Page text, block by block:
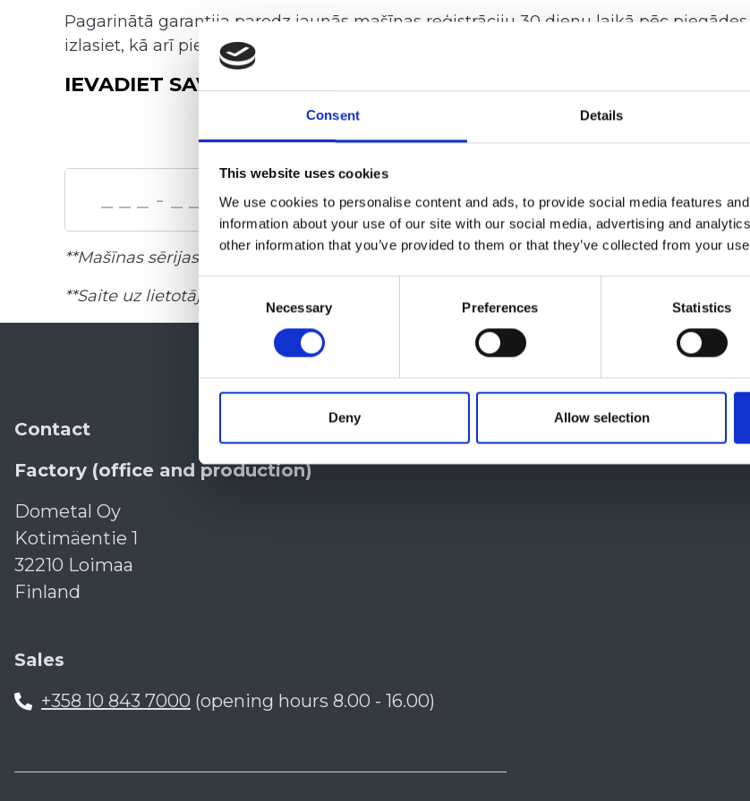
Consent Details
This website uses cookies
We use cookies to personalise content and ads, to provide social media features
information about your use of our site with our social media, advertising and
other information that you’ve provided to them or that they’ve collected from your
Selection
Necessary Preferences Statistics
Deny Allow selection
Pagarinātā garantija paredz jaunās mašīnas reģistrāciju 30 dienu laikā pēc
izlasiet, kā arī pieņemiet garantijas noteikumus. Lūdzu, ņemiet vērā, ka ir jāaizpilda
IEVADIET SAVAS MAŠĪNAS SĒRIJAS NUMURU, LAI SĀKTU
**Mašīnas sērijas numuru var atrast uz tipa plāksnītes, kuras atrašanās vieta ir
**Saite uz lietotāja rokasgrāmatām:
Contact
Factory (office and production)
Dometal Oy
Kotimäentie 1
32210 Loimaa
Finland
Sales
+358 10 843 7000 (opening hours 8.00 - 16.00)